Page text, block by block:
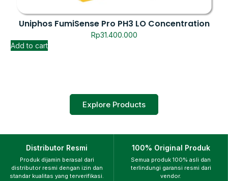
Uniphos FumiSense Pro PH3 LO Concentration
Rp31.400.000
Add to cart
Explore Products
Distributor Resmi
Produk dijamin berasal dari
distributor resmi dengan izin dan
standar kualitas yang terverifikasi.
100% Original Produk
Semua produk 100% asli dan
terlindungi garansi resmi dari
vendor.